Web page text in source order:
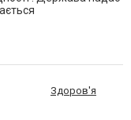
Здоров'я